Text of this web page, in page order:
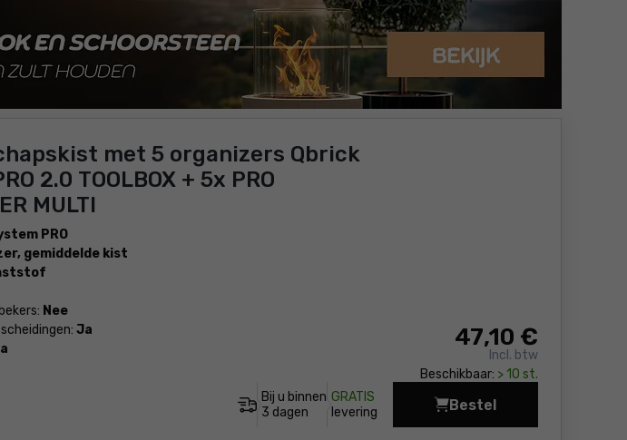
met 5 organizers Qbrick
2.0 TOOLBOX + 5x PRO
MULTI
PRO
gemiddelde kist
Nee
Ja
47,10 €
Incl. btw
Beschikbaar: > 10 st.
Bij u binnen
3 dagen
GRATIS
levering
Bestel
Gereedschapskist met